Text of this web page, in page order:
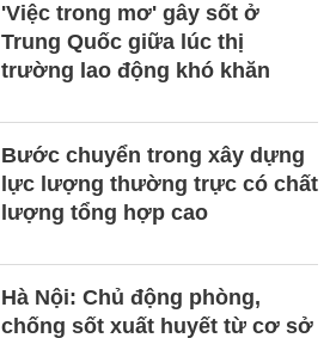
'Việc trong mơ' gây sốt ở
Trung Quốc giữa lúc thị
trường lao động khó khăn
Bước chuyển trong xây dựng
lực lượng thường trực có chất
lượng tổng hợp cao
Hà Nội: Chủ động phòng,
chống sốt xuất huyết từ cơ sở